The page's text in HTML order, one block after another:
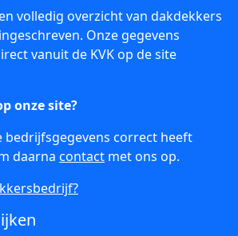
volledig overzicht van dakdekkers
Onze gegevens
vanuit de KVK op de site
onze site?
bedrijfsgegevens correct heeft
daarna contact met ons op.